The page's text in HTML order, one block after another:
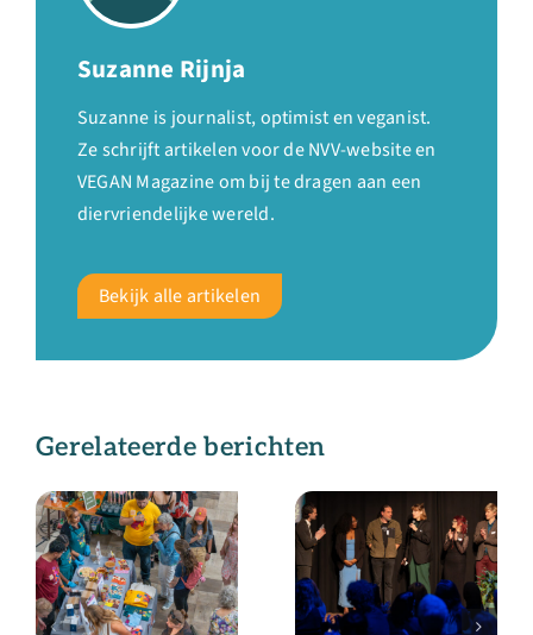
Suzanne Rijnja
Suzanne is journalist, optimist en veganist.
Ze schrijft artikelen voor de NVV-website en
VEGAN Magazine om bij te dragen aan een
diervriendelijke wereld.
Bekijk alle artikelen
Gerelateerde berichten